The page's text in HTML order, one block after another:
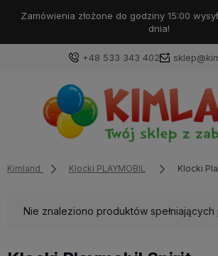
Zamówienia złożone do godziny 15:00
dnia!
+48 533 343 402
Kimland Klocki PLAYMOBIL Klocki
Nie znaleziono produktów